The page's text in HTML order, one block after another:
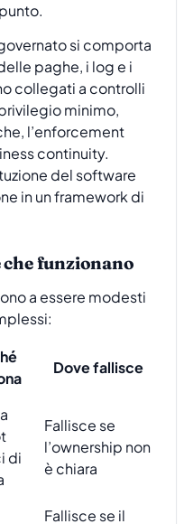
si comporta
paghe, i log e i
collegati a controlli
minimo,
l’enforcement
continuity.
del software
in un framework di
funzionano
a essere modesti
Dove fallisce
di
Fallisce se
l’ownership non
è chiara
Fallisce se il